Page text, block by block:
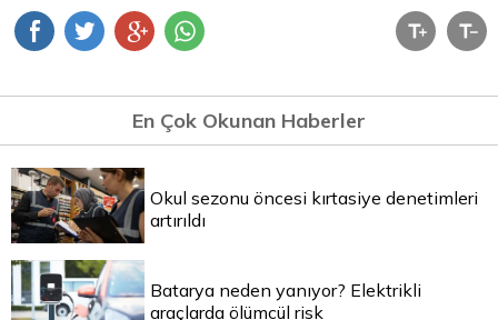
En Çok Okunan Haberler
Okul sezonu öncesi kırtasiye denetimleri
artırıldı
Batarya neden yanıyor? Elektrikli
araçlarda ölümcül risk